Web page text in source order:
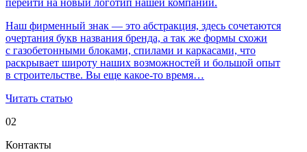
Наш фирменный знак — это абстракция, здесь сочетаются
очертания букв названия бренда, а так же формы схожи
с газобетонными блоками, спилами и каркасами, что
раскрывает широту наших возможностей и большой опыт
в строительстве. Вы еще какое-то время…
Читать статью
02
Контакты